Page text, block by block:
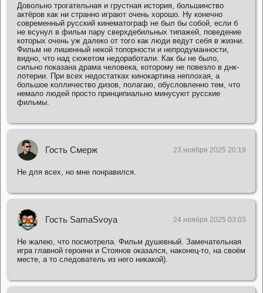
Довольно трогательная и грустная история, большинство
актёров как ни странно играют очень хорошо. Ну конечно
современный русский кинематограф не был бы собой, если б
не всунул в фильм пару сверхдебильных типажей, поведение
которых очень уж далеко от того как люди ведут себя в жизни.
Фильм не лишенный некой топорности и непродуманности,
видно, что над сюжетом недоработали. Как бы не было,
сильно показана драма человека, которому не повезло в днк-
лотерии. При всех недостатках кинокартина неплохая, а
большое колличество дизов, полагаю, обусловленно тем, что
немало людей просто принципиально минусуют русские
фильмы.
Гость Смерж 23 ноября 2025 20:19
Не для всех, но мне понравился.
Гость SamaSvoya 24 ноября 2025 03:03
Не жалею, что посмотрела. Фильм душевный. Замечательная
игра главной героини и Стоянов оказался, наконец-то, на своём
месте, а то следователь из него никакой).